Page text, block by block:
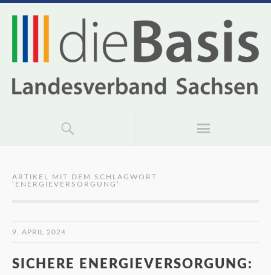
ARTIKEL MIT DEM SCHLAGWORT
‘ ENERGIEVERSORGUNG ’
9. APRIL 2024
SICHERE ENERGIEVERSORGUNG: